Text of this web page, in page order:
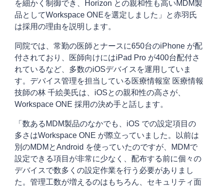
を細かく制御でき、Horizon との親和性も高いMDM製
品としてWorkspace ONEを選定しました」と赤羽氏
は採用の理由を説明します。
同院では、常勤の医師とナースに650台のiPhone が配
付されており、医師向けにはiPad Pro が400台配付さ
れているなど、多数のiOSデバイスを運用していま
す。デバイス管理を担当している医療情報室 医療情報
技師の林 千絵美氏は、iOSとの親和性の高さが、
Workspace ONE 採用の決め手と話します。
「数あるMDM製品のなかでも、iOS での設定項目の
多さはWorkspace ONE が際立っていました。以前は
別のMDMとAndroid を使っていたのですが、MDMで
設定できる項目が非常に少なく、配布する前に個々の
デバイスで数多くの設定作業を行う必要がありまし
た。管理工数が増えるのはもちろん、セキュリティ面